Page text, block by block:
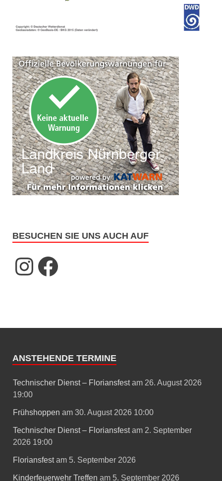
BESUCHEN SIE UNS AUCH AUF
ANSTEHENDE TERMINE
Technischer Dienst – Floriansfestam 26. August 2026
19:00
Frühshoppen am 30. August 2026 10:00
Technischer Dienst – Floriansfestam 2. September
2026 19:00
Floriansfestam 5. September 2026
Kinderfeuerwehr Treffen am 5. September 2026